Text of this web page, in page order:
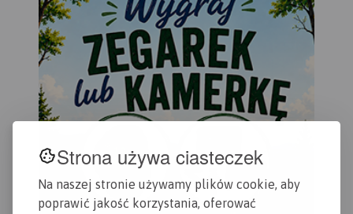
Strona używa ciasteczek
Na naszej stronie używamy plików cookie, aby
poprawić jakość korzystania, oferować